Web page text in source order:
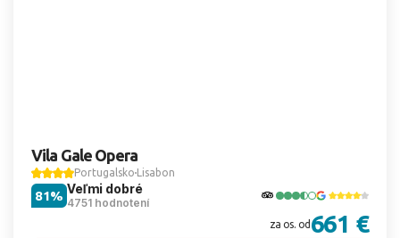
Vila Gale Opera
Portugalsko Lisabon
Veľmi dobré
4751 hodnotení
81%
za os. od 661 €